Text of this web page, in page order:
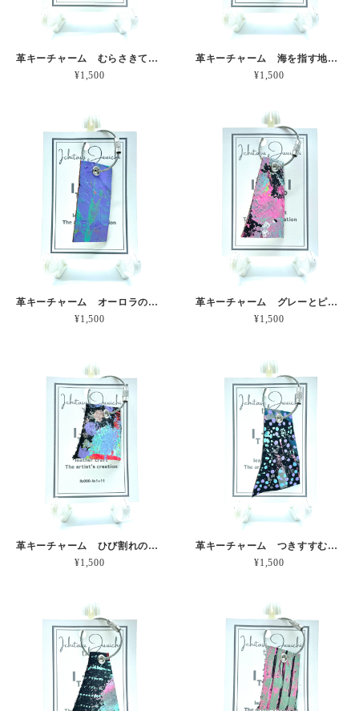
革キーチャーム むらさきてんとう虫 本革
¥1,500
革キーチャーム 海を指す地図 本革
¥1,500
革キーチャーム オーロラのあしあと 本革
¥1,500
革キーチャーム グレーとピンクの雨雲 本革
¥1,500
革キーチャーム ひび割れのパステルカラー 本革
¥1,500
革キーチャーム つきすすむグレーの風 本革
¥1,500